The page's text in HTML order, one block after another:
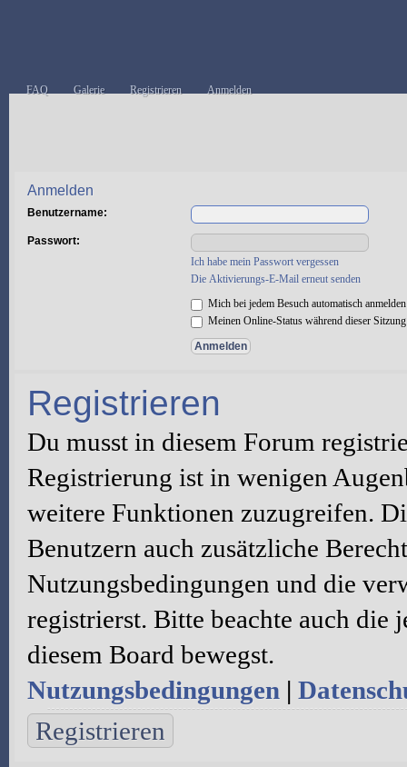
FAQ Galerie Registrieren Anmelden
Anmelden
Benutzername:
Passwort:
Ich habe mein Passwort vergessen
Die Aktivierungs-E-Mail erneut senden
Mich bei jedem Besuch automatisch anmelden
Meinen Online-Status während dieser
Registrieren
Du musst in diesem Forum
Registrierung ist in wenigen
weitere Funktionen zuzugreifen.
Benutzern auch zusätzliche
Nutzungsbedingungen und die
registrierst. Bitte beachte auch
diesem Board bewegst.
Nutzungsbedingungen |
Registrieren